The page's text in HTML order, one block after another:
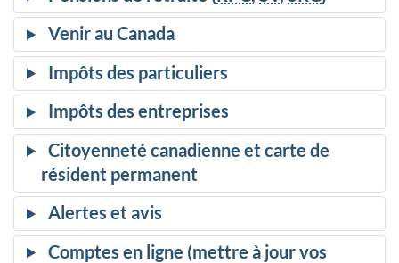
Venir au Canada
Impôts des particuliers
Impôts des entreprises
Citoyenneté canadienne et carte de
résident permanent
Alertes et avis
Comptes en ligne (mettre à jour vos